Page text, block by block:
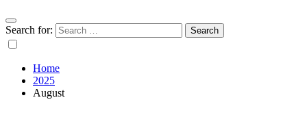
Search for:
Home
2025
August